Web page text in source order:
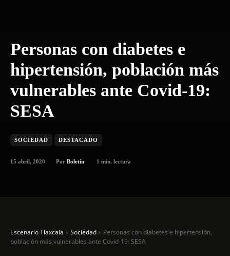
Personas con diabetes e
hipertensión, población más
vulnerables ante Covid-19:
SESA
SOCIEDAD DESTACADO
15 abril, 2020 Por Boletín 1 min. lectura
Escenario Tlaxcala Sociedad
Personas con diabetes e hipertensión,
población más vulnerables ante Covid-19: SESA